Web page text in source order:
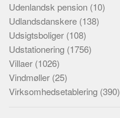
Udenlandsk pension (10)
Udlandsdanskere (138)
Udsigtsboliger (108)
Udstationering (1756)
Villaer (1026)
Vindmøller (25)
Virksomhedsetablering (390)